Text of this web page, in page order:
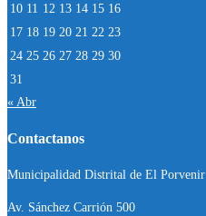
10 11 12 13 14 15 16
17 18 19 20 21 22 23
24 25 26 27 28 29 30
31
« Abr
Contactanos
Municipalidad Distrital de El Porvenir
Av. Sánchez Carrión 500